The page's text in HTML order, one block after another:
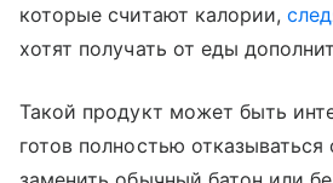
которые считают калории,
хотят получать от еды
Такой продукт может быть
готов полностью отказываться